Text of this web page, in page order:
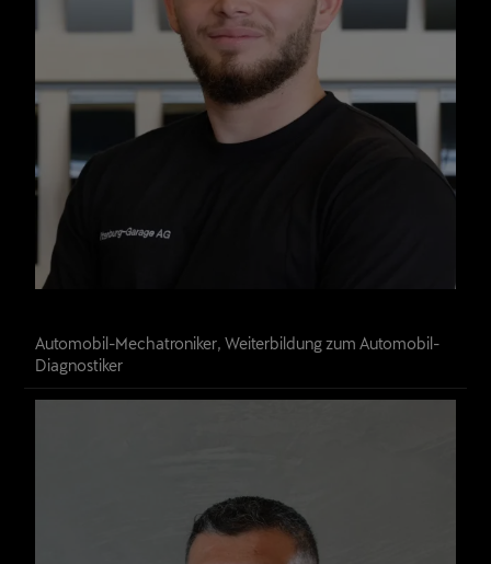
Automobil-Mechatroniker, Weiterbildung zum Automobil-
Diagnostiker